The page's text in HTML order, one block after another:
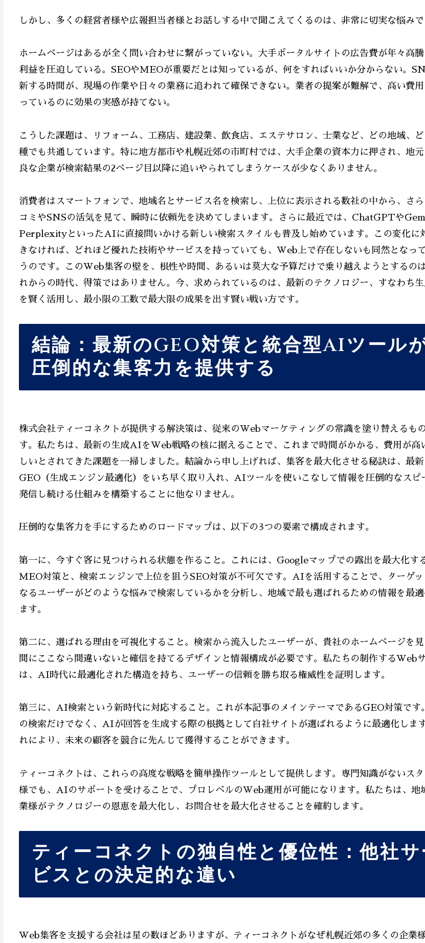
しかし、多くの経営者様や広報担当者様とお話しする中で聞こえてくるのは、非常に切実な悩みで
ホームページはあるが全く問い合わせに繋がっていない。大手ポータルサイトの広告費が年々高騰
利益を圧迫している。SEOやMEOが重要だとは知っているが、何をすればいいか分からない。
新する時間が、現場の作業や日々の業務に追われて確保できない。業者の提案が難解で、高い費
っているのに効果の実感が持てない。
こうした課題は、リフォーム、工務店、建設業、飲食店、エステサロン、士業など、どの地域、
種でも共通しています。特に地方都市や札幌近郊の市町村では、大手企業の資本力に押され、地
良な企業が検索結果の2ページ目以降に追いやられてしまうケースが少なくありません。
消費者はスマートフォンで、地域名とサービス名を検索し、上位に表示される数社の中から、さ
コミやSNSの活気を見て、瞬時に依頼先を決めてしまいます。さらに最近では、ChatGPTや
PerplexityといったAIに直接問いかける新しい検索スタイルも普及し始めています。この変化に
きなければ、どれほど優れた技術やサービスを持っていても、Web上で存在しないも同然となっ
うのです。このWeb集客の壁を、根性や時間、あるいは莫大な予算だけで乗り越えようとするの
れからの時代、得策ではありません。今、求められているのは、最新のテクノロジー、すなわち
を賢く活用し、最小限の工数で最大限の成果を出す賢い戦い方です。
結論：最新のGEO対策と統合型AIツール
圧倒的な集客力を提供する
株式会社ティーコネクトが提供する解決策は、従来のWebマーケティングの常識を塗り替えるも
す。私たちは、最新の生成AIをWeb戦略の核に据えることで、これまで時間がかかる、費用が高
しいとされてきた課題を一掃しました。結論から申し上げれば、集客を最大化させる秘訣は、最新
GEO（生成エンジン最適化）をいち早く取り入れ、AIツールを使いこなして情報を圧倒的なスピ
発信し続ける仕組みを構築することに他なりません。
圧倒的な集客力を手にするためのロードマップは、以下の3つの要素で構成されます。
第一に、今すぐ客に見つけられる状態を作ること。これには、Googleマップでの露出を最大化す
MEO対策と、検索エンジンで上位を狙うSEO対策が不可欠です。AIを活用することで、ターゲッ
なるユーザーがどのような悩みで検索しているかを分析し、地域で最も選ばれるための情報を最適
ます。
第二に、選ばれる理由を可視化すること。検索から流入したユーザーが、貴社のホームページを
間にここなら間違いないと確信を持てるデザインと情報構成が必要です。私たちの制作するWeb
は、AI時代に最適化された構造を持ち、ユーザーの信頼を勝ち取る権威性を証明します。
第三に、AI検索という新時代に対応すること。これが本記事のメインテーマであるGEO対策です
の検索だけでなく、AIが回答を生成する際の根拠として自社サイトが選ばれるように最適化しま
れにより、未来の顧客を競合に先んじて獲得することができます。
ティーコネクトは、これらの高度な戦略を簡単操作ツールとして提供します。専門知識がないスタ
様でも、AIのサポートを受けることで、プロレベルのWeb運用が可能になります。私たちは、地
業様がテクノロジーの恩恵を最大化し、お問合せを最大化させることを確約します。
ティーコネクトの独自性と優位性：他社サ
ビスとの決定的な違い
Web集客を支援する会社は星の数ほどありますが、ティーコネクトがなぜ札幌近郊の多くの企業